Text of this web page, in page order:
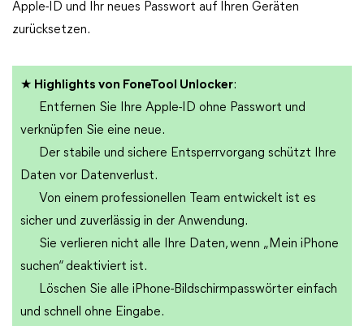
Apple-ID und Ihr neues Passwort auf Ihren Geräten
zurücksetzen.
★ Highlights von FoneTool Unlocker:
Entfernen Sie Ihre Apple-ID ohne Passwort und
verknüpfen Sie eine neue.
Der stabile und sichere Entsperrvorgang schützt Ihre
Daten vor Datenverlust.
Von einem professionellen Team entwickelt ist es
sicher und zuverlässig in der Anwendung.
Sie verlieren nicht alle Ihre Daten, wenn „Mein iPhone
suchen“ deaktiviert ist.
Löschen Sie alle iPhone-Bildschirmpasswörter einfach
und schnell ohne Eingabe.